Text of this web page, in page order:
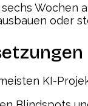
Wochen
oder
KI-